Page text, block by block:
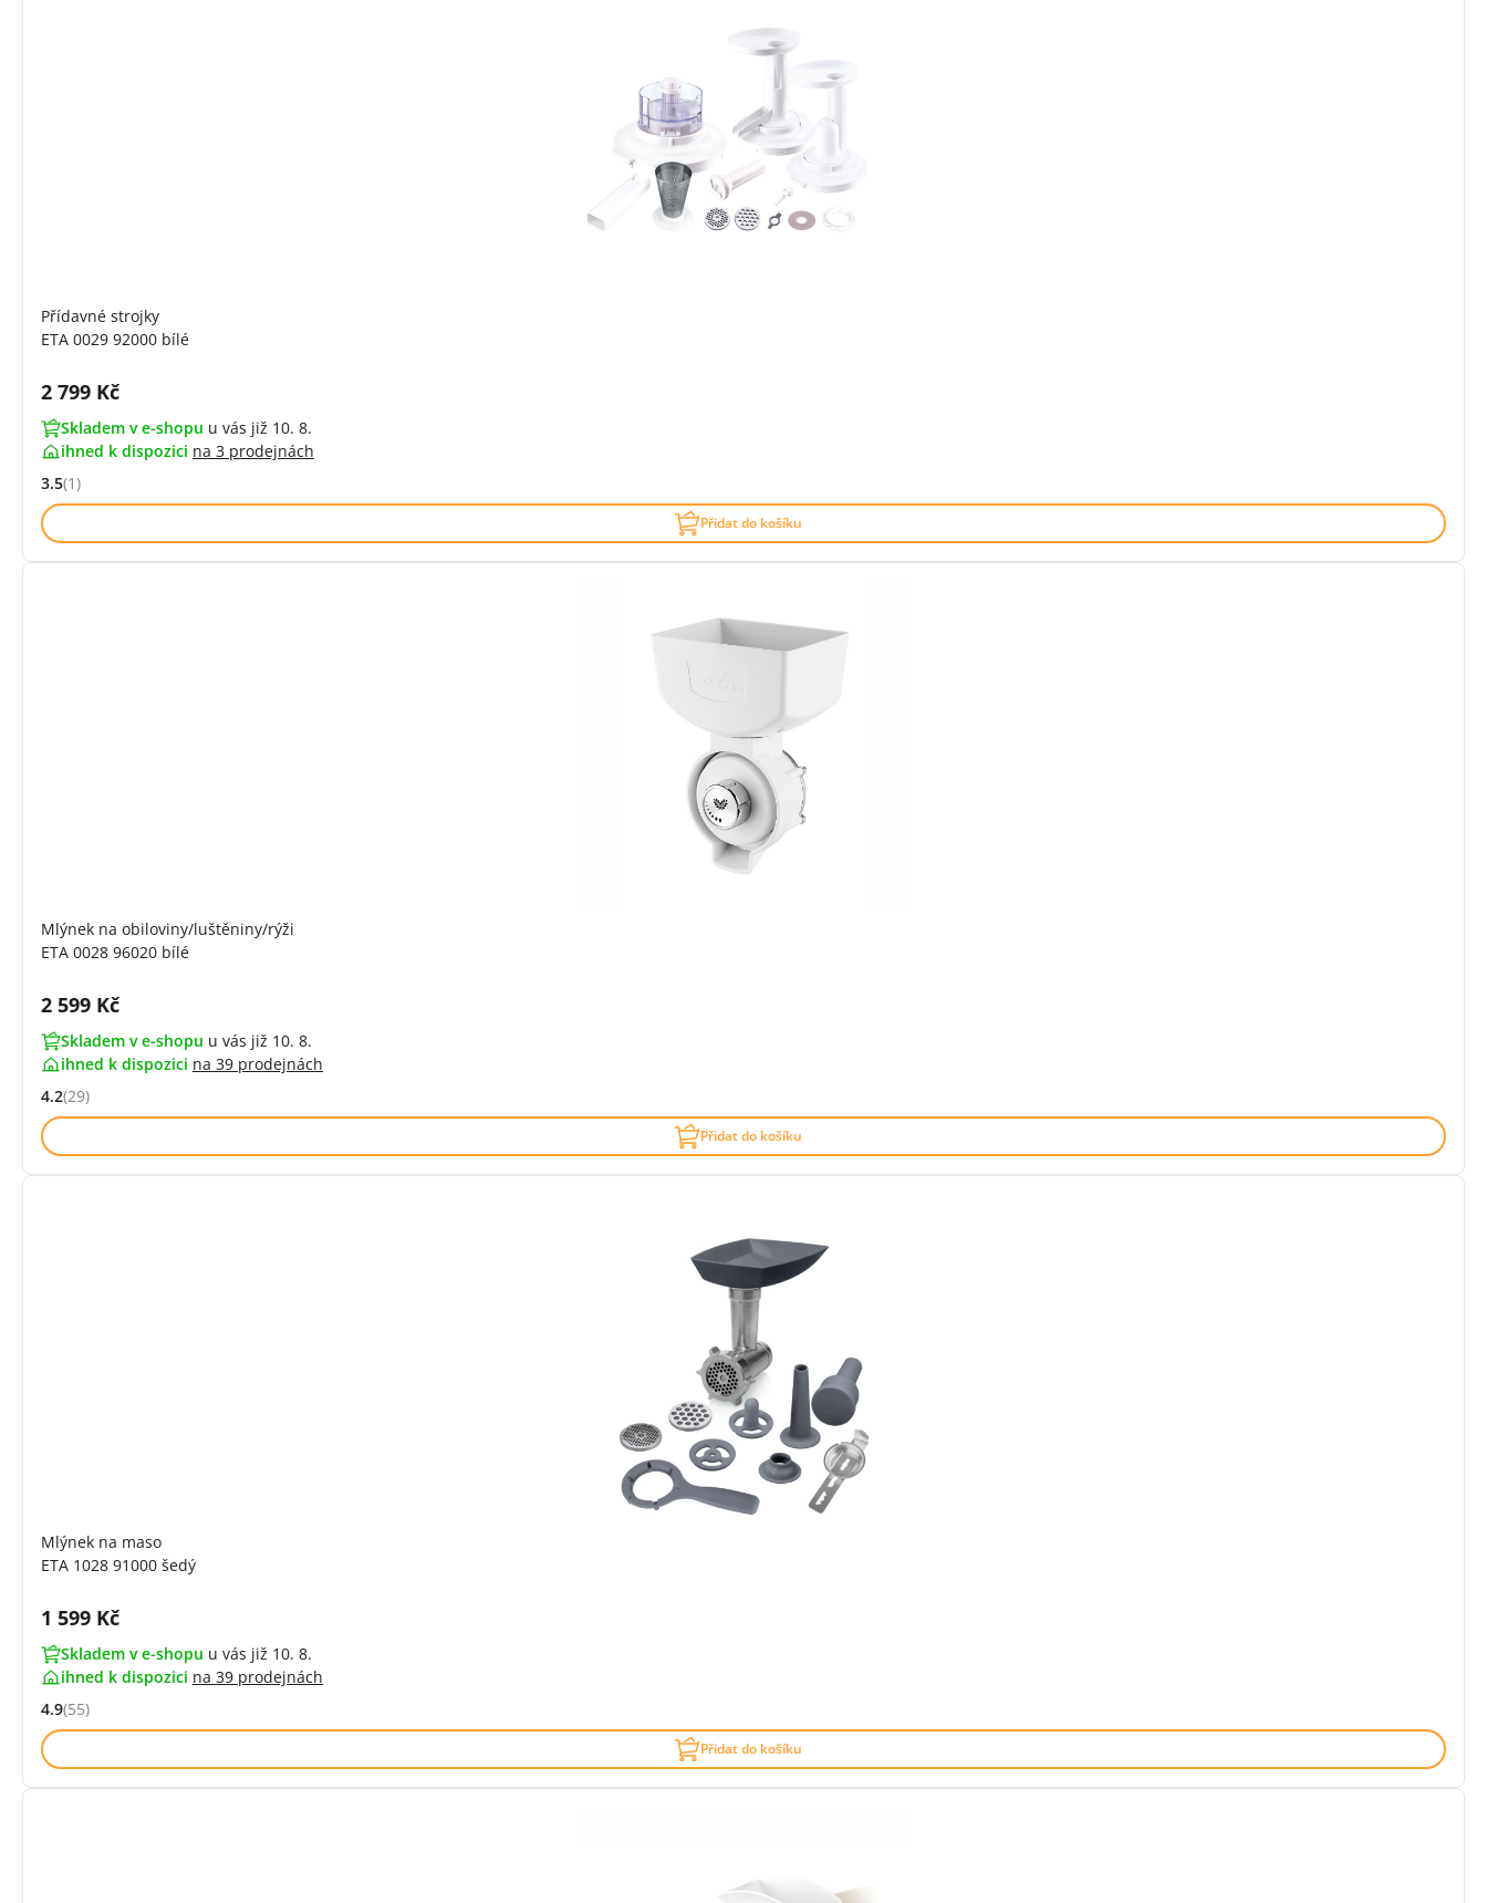
Přídavné strojky
ETA 0029 92000 bílé
Cena s DPH:
2 799 Kč
Skladem v e-shopu u vás již 10. 8.
ihned k dispozici na 3 prodejnách
Hodnocení: 3.5 z 5 (1 recenzí)
3.5(1)
Přidat do košíku
Mlýnek na obiloviny/luštěniny/rýži
ETA 0028 96020 bílé
Cena s DPH:
2 599 Kč
Skladem v e-shopu u vás již 10. 8.
ihned k dispozici na 39 prodejnách
Hodnocení: 4.2 z 5 (29 recenzí)
4.2(29)
Přidat do košíku
Mlýnek na maso
ETA 1028 91000 šedý
Cena s DPH:
1 599 Kč
Skladem v e-shopu u vás již 10. 8.
ihned k dispozici na 39 prodejnách
Hodnocení: 4.9 z 5 (55 recenzí)
4.9(55)
Přidat do košíku